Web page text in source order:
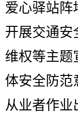
爱心驿站阵
开展交通安
维权等主题
体安全防范
从业者作业